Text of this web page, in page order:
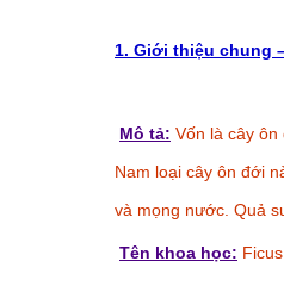
1. Giới thiệu chung
Mô tả: Vốn là cây
Nam loại cây ôn đới
và mọng nước. Quả
Tên khoa học: